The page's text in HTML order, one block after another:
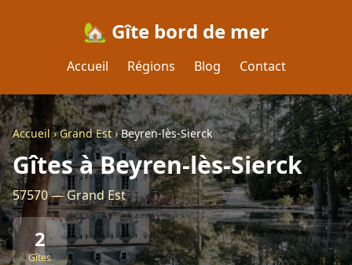
🏡 Gîte bord de mer
Accueil Régions Blog Contact
Accueil›Grand Est›Beyren-lès-Sierck
Gîtes à Beyren-lès-Sierck
57570 — Grand Est
2
Gîtes